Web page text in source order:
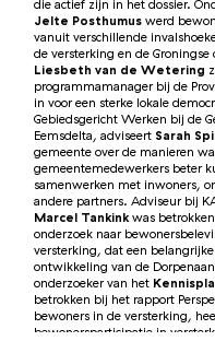
die actief zijn in het dossier.
Jelte Posthumus werd
vanuit verschillende
de versterking en de Groningse
Liesbeth van de Wetering
programmamanager bij de
in voor een sterke lokale
Gebiedsgericht Werken bij de
Eemsdelta, adviseert Sarah
gemeente over de manieren
gemeentemedewerkers beter
samenwerken met inwoners,
andere partners. Adviseur bij
Marcel Tankinkwas
onderzoek naar
versterking, dat een
ontwikkeling van de
onderzoeker van het
betrokken bij het rapport
bewoners in de versterking,
bewonersparticipatie in